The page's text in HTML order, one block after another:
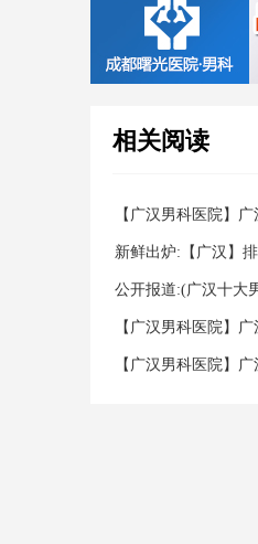
相关阅读
【广汉男科医院】
新鲜出炉:【广汉】
家好？
公开报道:(广汉十大
【广汉男科医院】
【广汉男科医院】